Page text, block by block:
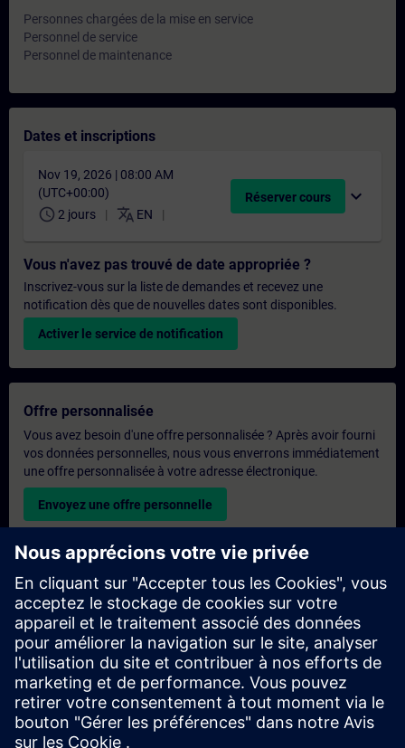
Personnes chargées de la mise en service
Personnel de service
Personnel de maintenance
Dates et inscriptions
Nov 19, 2026 | 08:00 AM
(UTC+00:00)
schedule 2 jours translate EN
Réserver cours expand_more
Vous n'avez pas trouvé de date appropriée ?
Inscrivez-vous sur la liste de demandes et recevez une
notification dès que de nouvelles dates sont disponibles.
Activer le service de notification
Offre personnalisée
Vous avez besoin d'une offre personnalisée ? Après avoir fourni
vos données personnelles, nous vous enverrons immédiatement
une offre personnalisée à votre adresse électronique.
Envoyez une offre personnelle
Demande de formation exclusive
Veuillez remplir le formulaire ci-dessous si vous souhaitez
obtenir un devis pour une formation exclusive, que ce soit sur
site, en ligne ou dans notre centre de formation SITRAIN. Ce
type de demande convient aux groupes plus importants (6
personnes ou plus). Après avoir fourni vos coordonnées et vos
besoins en matière de formation, vous recevrez un devis de
notre part.
Demander un devis exclusif